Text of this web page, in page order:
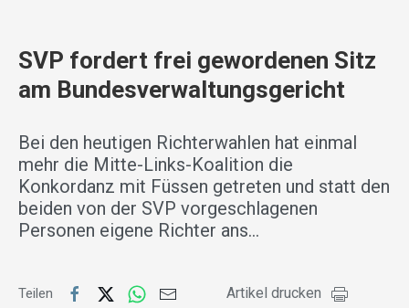
SVP fordert frei gewordenen Sitz
am Bundesverwaltungsgericht
Bei den heutigen Richterwahlen hat einmal
mehr die Mitte-Links-Koalition die
Konkordanz mit Füssen getreten und statt den
beiden von der SVP vorgeschlagenen
Personen eigene Richter ans…
Teilen Artikel drucken